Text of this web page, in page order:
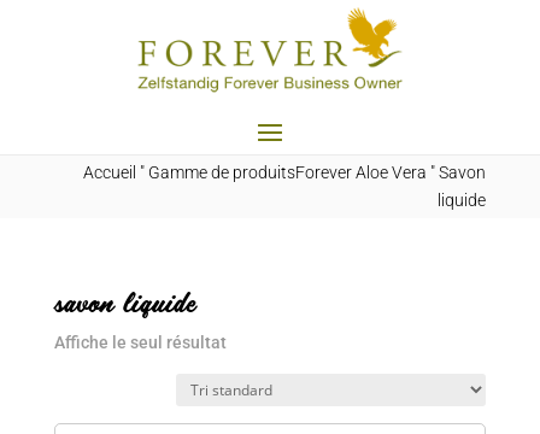
Accueil " Gamme de produitsForever Aloe Vera "Savon
liquide
savon liquide
Affiche le seul résultat